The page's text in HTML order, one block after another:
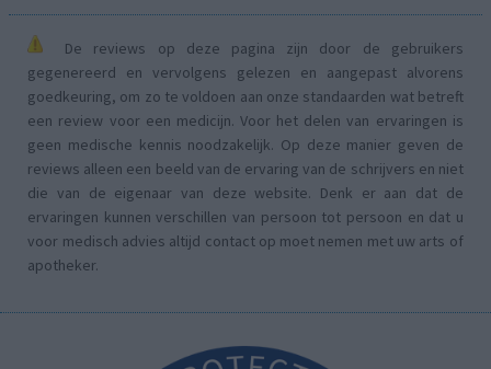
De reviews op deze pagina zijn door de gebruikers
gegenereerd en vervolgens gelezen en aangepast alvorens
goedkeuring, om zo te voldoen aan onze standaarden wat betreft
een review voor een medicijn. Voor het delen van ervaringen is
geen medische kennis noodzakelijk. Op deze manier geven de
reviews alleen een beeld van de ervaring van de schrijvers en niet
die van de eigenaar van deze website. Denk er aan dat de
ervaringen kunnen verschillen van persoon tot persoon en dat u
voor medisch advies altijd contact op moet nemen met uw arts of
apotheker.